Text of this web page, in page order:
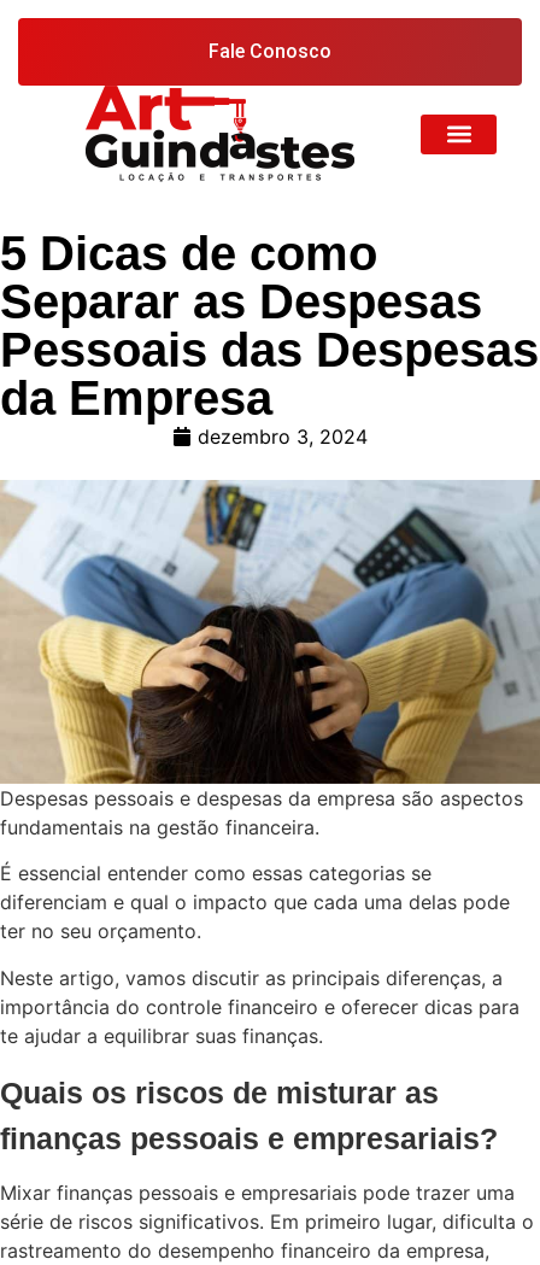
Fale Conosco
5 Dicas de como
Separar as Despesas
Pessoais das Despesas
da Empresa
dezembro 3, 2024
Despesas pessoais e despesas da empresa são aspectos
fundamentais na gestão financeira.
É essencial entender como essas categorias se
diferenciam e qual o impacto que cada uma delas pode
ter no seu orçamento.
Neste artigo, vamos discutir as principais diferenças, a
importância do controle financeiro e oferecer dicas para
te ajudar a equilibrar suas finanças.
Quais os riscos de misturar as
finanças pessoais e empresariais?
Mixar finanças pessoais e empresariais pode trazer uma
série de riscos significativos. Em primeiro lugar, dificulta o
rastreamento do desempenho financeiro da empresa,